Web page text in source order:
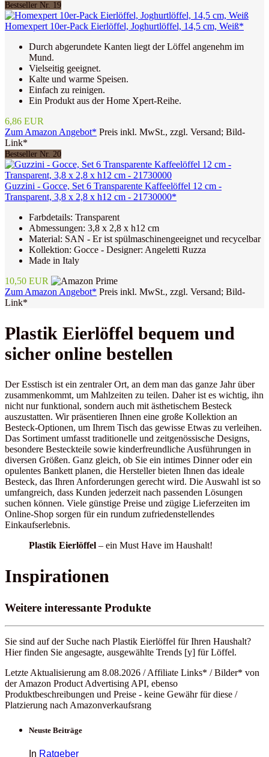
Bestseller Nr. 19
Homexpert 10er-Pack Eierlöffel, Joghurtlöffel, 14,5 cm, Weiß*
Durch abgerundete Kanten liegt der Löffel angenehm im
Mund.
Vielseitig geeignet.
Kalte und warme Speisen.
Einfach zu reinigen.
Ein Produkt aus der Home Xpert-Reihe.
6,86 EUR
Zum Amazon Angebot* Preis inkl. MwSt., zzgl. Versand; Bild-
Link*
Bestseller Nr. 20
Guzzini - Gocce, Set 6 Transparente Kaffeelöffel 12 cm -
Transparent, 3,8 x 2,8 x h12 cm - 21730000*
Farbdetails: Transparent
Abmessungen: 3,8 x 2,8 x h12 cm
Material: SAN - Er ist spülmaschinengeeignet und recycelbar
Kollektion: Gocce - Designer: Angeletti Ruzza
Made in Italy
10,50 EUR
Zum Amazon Angebot* Preis inkl. MwSt., zzgl. Versand; Bild-
Link*
Plastik Eierlöffel bequem und
sicher online bestellen
Der Esstisch ist ein zentraler Ort, an dem man das ganze Jahr über
zusammenkommt, um Mahlzeiten zu teilen. Daher ist es wichtig, ihn
nicht nur funktional, sondern auch mit ästhetischem Besteck
auszustatten. Wir präsentieren Ihnen eine große Kollektion an
Besteck-Optionen, um Ihrem Tisch das gewisse Etwas zu verleihen.
Das Sortiment umfasst traditionelle und zeitgenössische Designs,
besondere Besteckteile sowie kinderfreundliche Ausführungen in
diversen Größen. Ganz gleich, ob Sie ein intimes Dinner oder ein
opulentes Bankett planen, die Hersteller bieten Ihnen das ideale
Besteck, das Ihren Anforderungen gerecht wird. Die Auswahl ist so
umfangreich, dass Kunden jederzeit nach passenden Lösungen
suchen können. Viele günstige Preise und zügige Lieferzeiten im
Online-Shop sorgen für ein rundum zufriedenstellendes
Einkaufserlebnis.
Plastik Eierlöffel – ein Must Have im Haushalt!
Inspirationen
Weitere interessante Produkte
Sie sind auf der Suche nach Plastik Eierlöffel für Ihren Haushalt?
Hier finden Sie angesagte, ausgewählte Trends [y] für Löffel.
Letzte Aktualisierung am 8.08.2026 / Affiliate Links* / Bilder* von
der Amazon Product Advertising API, ebenso
Produktbeschreibungen und Preise - keine Gewähr für diese /
Platzierung nach Amazonverkaufsrang
Neuste Beiträge
In Ratgeber